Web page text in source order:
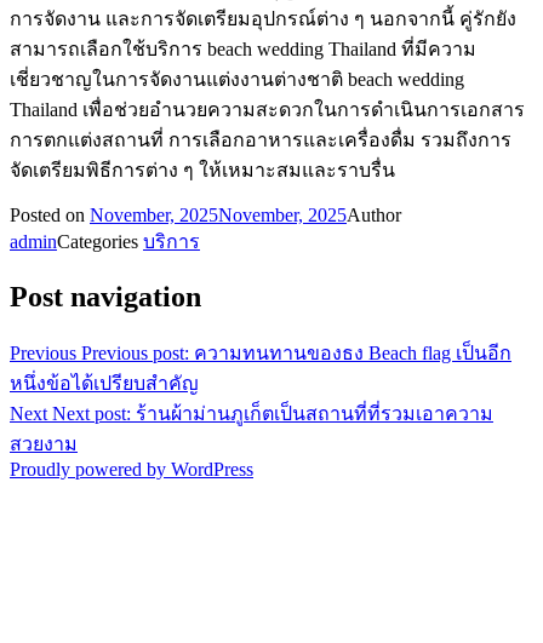
การจัดงาน และการจัดเตรียมอุปกรณ์ต่าง ๆ นอกจากนี้ คู่รักยัง
สามารถเลือกใช้บริการ beach wedding Thailand ที่มีความ
เชี่ยวชาญในการจัดงานแต่งงานต่างชาติ beach wedding
Thailand เพื่อช่วยอำนวยความสะดวกในการดำเนินการเอกสาร
การตกแต่งสถานที่ การเลือกอาหารและเครื่องดื่ม รวมถึงการ
จัดเตรียมพิธีการต่าง ๆ ให้เหมาะสมและราบรื่น
Posted on November, 2025November, 2025Author
adminCategories บริการ
Post navigation
Previous Previous post: ความทนทานของธง Beach flag เป็นอีก
หนึ่งข้อได้เปรียบสำคัญ
Next Next post: ร้านผ้าม่านภูเก็ตเป็นสถานที่ที่รวมเอาความ
สวยงาม
Proudly powered by WordPress